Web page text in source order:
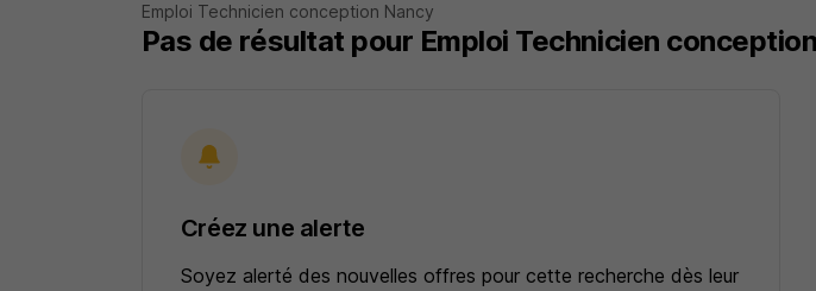
Emploi Technicien conception Nancy
Pas de résultat pour Emploi Technicien
Créez une alerte
Soyez alerté des nouvelles offres pour cette recherche dès leur